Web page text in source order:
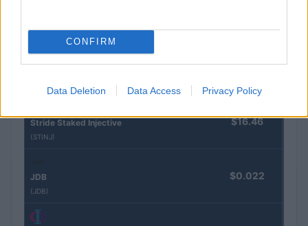
CONFIRM
Data Deletion Data Access Privacy Policy
(KBTC)
$0.032
Stride Staked Injective
(STINJ)
$16.46
JDB
(JDB)
$0.022